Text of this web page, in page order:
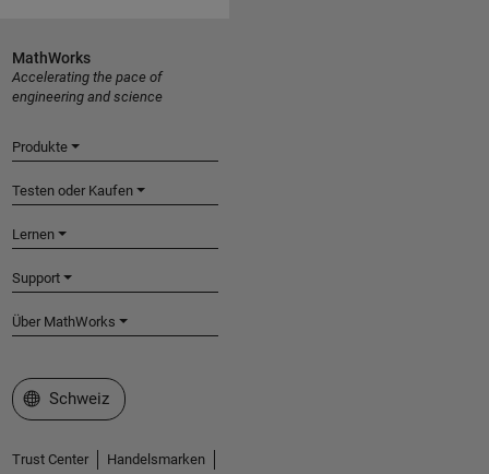
MathWorks
Accelerating the pace of
engineering and science
Produkte
Testen oder Kaufen
Lernen
Support
Über MathWorks
Website auswählen
Schweiz
Trust Center
Handelsmarken